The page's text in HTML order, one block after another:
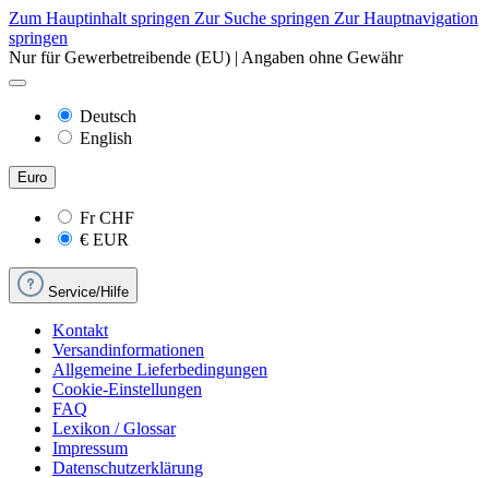
Zum Hauptinhalt springen Zur Suche springen Zur Hauptnavigation
springen
Nur für Gewerbetreibende (EU) | Angaben ohne Gewähr
Deutsch
English
Euro
FrCHF
€ EUR
Service/Hilfe
Kontakt
Versandinformationen
Allgemeine Lieferbedingungen
Cookie-Einstellungen
FAQ
Lexikon / Glossar
Impressum
Datenschutzerklärung